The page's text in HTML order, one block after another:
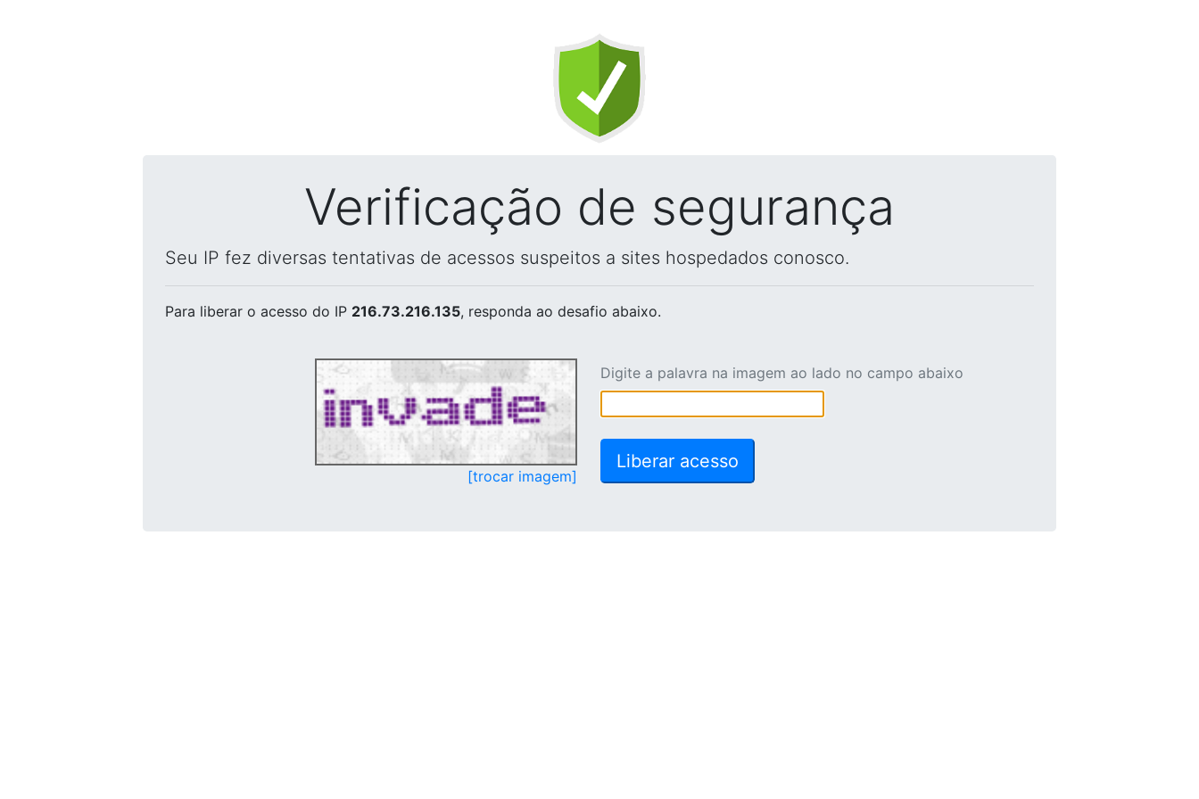
Verificação de segurança
Seu IP fez diversas tentativas de acessos suspeitos a sites hospedados conosco.
Para liberar o acesso do IP 216.73.216.135, responda ao desafio abaixo.
[trocar imagem]
Digite a palavra na imagem ao lado no campo abaixo